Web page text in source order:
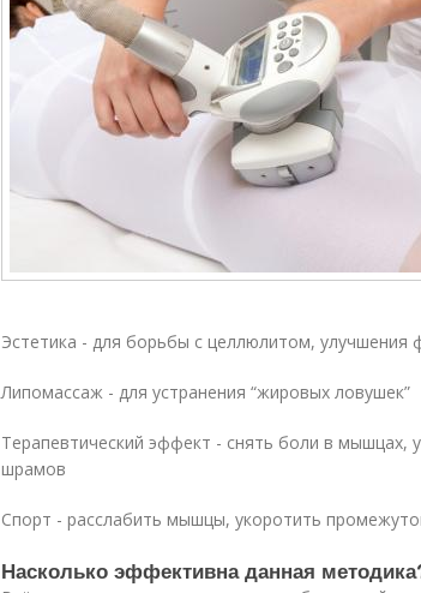
Эстетика - для борьбы с целлюлитом, улучшения
Липомассаж - для устранения “жировых ловушек”
Терапевтический эффект - снять боли в мышцах,
шрамов
Спорт - расслабить мышцы, укоротить
Насколько эффективна данная